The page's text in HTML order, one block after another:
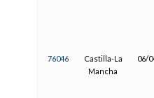
76046
Castilla-La
Mancha
06/